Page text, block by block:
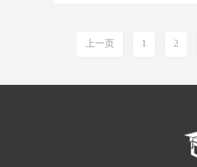
上一页 1 2